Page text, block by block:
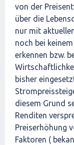
von der
über die
nur mit
noch bei
erkennen bzw.
bisher
diesem Grund
Renditen
Preiserhöhung
Faktoren (